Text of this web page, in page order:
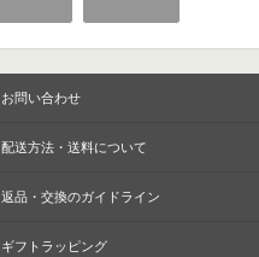
お問い合わせ
配送方法・送料について
返品・交換のガイドライン
ギフトラッピング